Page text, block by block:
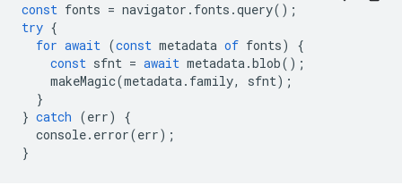
const fonts = navigator . fonts .query();
try {
for await (const metadata of fonts)
{
const sfnt = await metadata.blob();
makeMagic(metadata. family, sfnt);
}
} catch (err)
{
console. error(err);
}